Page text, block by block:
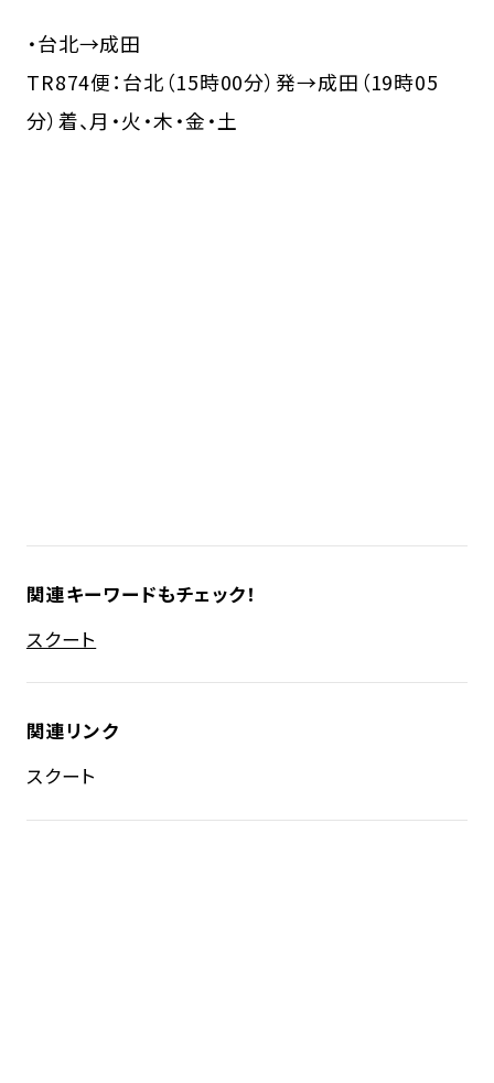
・台北→成田
TR874便：台北（15時00分）発→成田（19時05
分）着、月・火・木・金・土
関連キーワードもチェック！
スクート
関連リンク
スクート